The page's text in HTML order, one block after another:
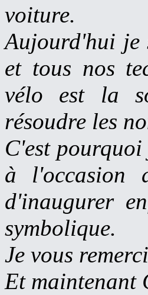
voiture.
Aujourd'hui je
et tous nos
vélo est la
résoudre les
C'est pourquoi
à l'occasion
d'inaugurer
symbolique.
Je vous
Et maintenant